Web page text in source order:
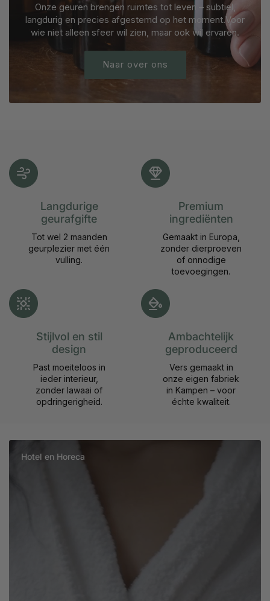
Onze geuren brengen ruimtes tot leven – subtiel,
langdurig en precies afgestemd op het moment.Voor
wie niet alleen sfeer wil zien, maar ook wil ervaren.
Naar over ons
Langdurige
geurafgifte
Tot wel 2 maanden
geurplezier met één
vulling.
Premium
ingrediënten
Gemaakt in Europa,
zonder dierproeven
of onnodige
toevoegingen.
Stijlvol en stil
design
Past moeiteloos in
ieder interieur,
zonder lawaai of
opdringerigheid.
Ambachtelijk
geproduceerd
Vers gemaakt in
onze eigen fabriek
in Kampen – voor
échte kwaliteit.
Hotel en Horeca